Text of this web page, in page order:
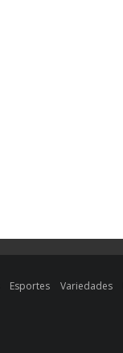
Esportes Variedades